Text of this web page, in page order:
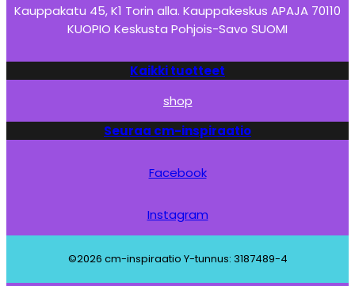
Kauppakatu 45, K1 Torin alla. Kauppakeskus APAJA 70110
KUOPIO Keskusta Pohjois-Savo SUOMI
Kaikki tuotteet
shop
Seuraa cm-inspiraatio
Facebook
Instagram
©2026 cm-inspiraatio Y-tunnus: 3187489-4